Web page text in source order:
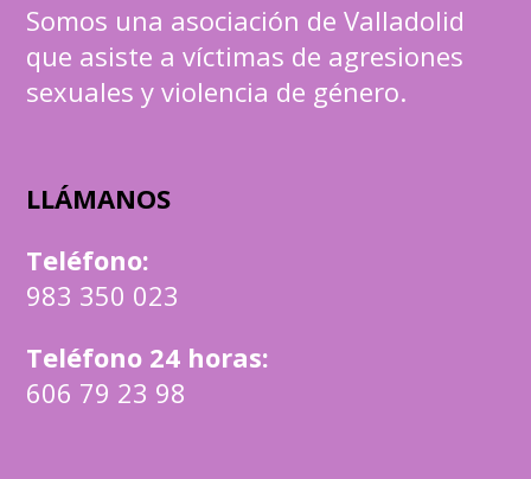
Somos una asociación de Valladolid
que asiste a víctimas de agresiones
sexuales y violencia de género.
LLÁMANOS
Teléfono:
983 350 023
Teléfono 24 horas:
606 79 23 98